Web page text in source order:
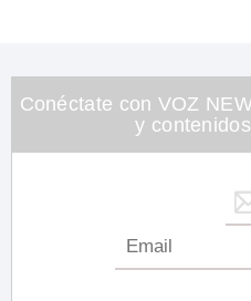
Conéctate con VOZ
y